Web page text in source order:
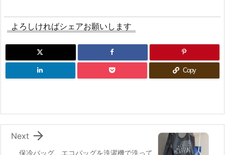
よろしければシェアお願いします
Copy
保冷バッグ、エコバッグを洗濯機で洗って

Next